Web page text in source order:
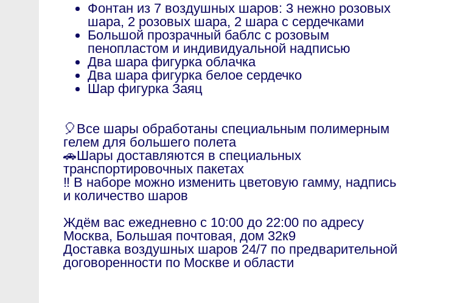
Фонтан из 7 воздушных шаров: 3 нежно розовых
шара, 2 розовых шара, 2 шара с сердечками
Большой прозрачный баблс с розовым
пенопластом и индивидуальной надписью
Два шара фигурка облачка
Два шара фигурка белое сердечко
Шар фигурка Заяц
🎈Все шары обработаны специальным полимерным
гелем для большего полета
🚗Шары доставляются в специальных
транспортировочных пакетах
‼️ В наборе можно изменить цветовую гамму, надпись
и количество шаров
Ждём вас ежедневно с 10:00 до 22:00 по адресу
Москва, Большая почтовая, дом 32к9
Доставка воздушных шаров 24/7 по предварительной
договоренности по Москве и области